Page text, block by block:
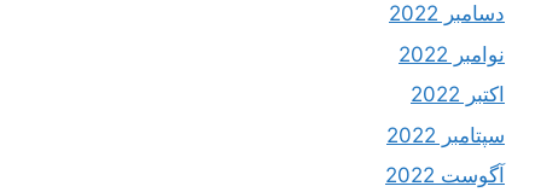
دسامبر 2022
نوامبر 2022
اکتبر 2022
سپتامبر 2022
آگوست 2022